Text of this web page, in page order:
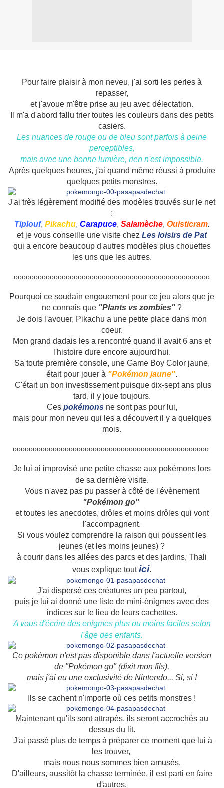
Pour faire plaisir à mon neveu, j'ai sorti les perles à
repasser,
et j'avoue m'être prise au jeu avec délectation.
Il m'a d'abord fallu trier toutes les couleurs dans des petits
casiers.
Les nuances de rouge ou de bleu sont parfois à peine
perceptibles,
mais avec une bonne lumière, rien n'est impossible.
Après quelques heures, j'ai quand même réussi à produire
quelques petits monstres.
J'ai très légèrement modifié des modèles trouvés sur le net
:
Tiplouf, Pikachu, Carapuce, Salamèche, Ouisticram.
et je vous conseille une visite chez Les loisirs de Pat
qui a encore beaucoup d'autres modèles plus chouettes
les uns que les autres.
ooooooooooooooooooooooooooooooooooooooooooooooooo
Pourquoi ce soudain engouement pour ce jeu alors que je
ne connais que "Plants vs zombies" ?
Je dois l'avouer, Pikachu a une petite place dans mon
coeur.
Mon grand dadais les a rencontré quand il avait 6 ans et
l'histoire dure encore aujourd'hui.
Sa toute première console, une Game Boy Color jaune,
était pour jouer à "Pokémon jaune".
C'était un bon investissement puisque dix-sept ans plus
tard, il y joue toujours.
Ces pokémons ne sont pas pour lui,
mais pour mon neveu qui les a découvert il y a quelques
mois.
ooooooooooooooooooooooooooooooooooooooooooooooooo
Je lui ai improvisé une petite chasse aux pokémons lors
de sa dernière visite.
Vous n'avez pas pu passer à côté de l'évènement
"Pokémon go"
et toutes les anecdotes, drôles et moins drôles qui vont
l'accompagnent.
Si vous voulez comprendre la raison qui poussent les
jeunes (et les moins jeunes) ?
à courir dans les allées des parcs et des jardins, Thali
vous explique toutici.
J'ai dispersé ces créatures un peu partout,
puis je lui ai donné une liste de mini-énigmes avec des
indices sur le lieu de leurs cachettes.
A vous d'écrire des enigmes plus ou moins faciles selon
l'âge des enfants.
Ce pokémon n'est pas disponible dans l'actuelle version
de "Pokémon go" (dixit mon fils),
mais j'ai eu une exclusivité de Nintendo... Si, si !
Ils se cachent n'importe où ces petits monstres !
Maintenant qu'ils sont attrapés, ils seront accrochés au
dessus du lit.
J'ai passé plus de temps à préparer ce moment que lui à
les trouver,
mais nous nous sommes bien amusés.
D'ailleurs, aussitôt la chasse terminée, il est parti en faire
d'autres.